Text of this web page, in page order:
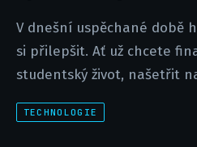
V dnešní uspěchané době
si přilepšit. Ať už chcete
studentský život, našetřit
TECHNOLOGIE